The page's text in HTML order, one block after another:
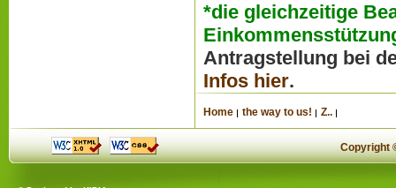
*die gleichzeitige
Antragstellung bei
Infos hier.
Home the way to us! Z..
Copyright